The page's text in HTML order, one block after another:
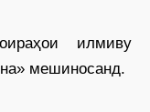
илмиву
мешиносанд.